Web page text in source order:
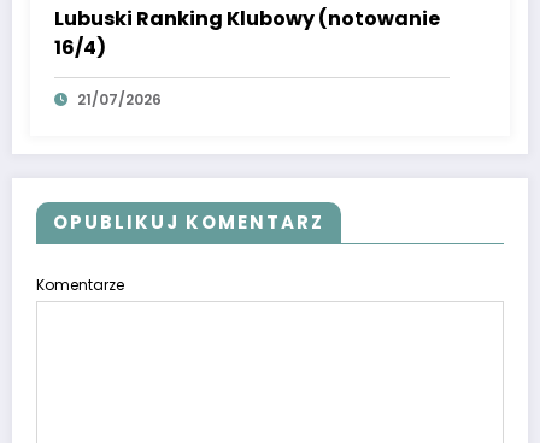
Lubuski Ranking Klubowy (notowanie
16/4)
21/07/2026
OPUBLIKUJ KOMENTARZ
Komentarze